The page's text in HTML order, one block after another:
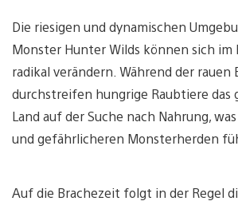
Die riesigen und dynamischen
Monster Hunter Wilds können sich im
radikal verändern. Während der rauen
durchstreifen hungrige Raubtiere das
Land auf der Suche nach Nahrung,
und gefährlicheren Monsterherden
Auf die Brachezeit folgt in der Regel